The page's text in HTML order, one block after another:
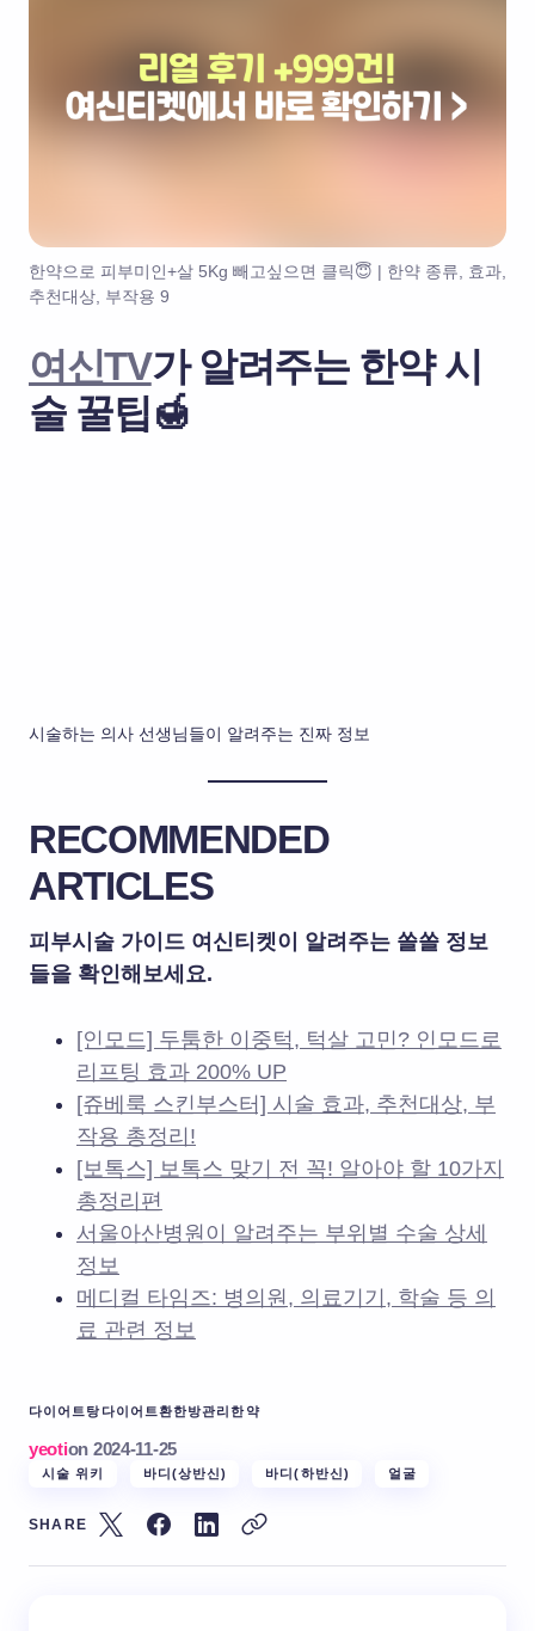
한약으로 피부미인+살 5Kg 빼고싶으면 클릭😇 | 한약 종류, 효과,
추천대상, 부작용 9
여신TV가 알려주는 한약 시
술 꿀팁🍯
시술하는 의사 선생님들이 알려주는 진짜 정보
RECOMMENDED
ARTICLES
피부시술 가이드 여신티켓이 알려주는 쏠쏠 정보
들을 확인해보세요.
[인모드] 두툼한 이중턱, 턱살 고민? 인모드로
리프팅 효과 200% UP
[쥬베룩 스킨부스터] 시술 효과, 추천대상, 부
작용 총정리!
[보톡스] 보톡스 맞기 전 꼭! 알아야 할 10가지
총정리편
서울아산병원이 알려주는 부위별 수술 상세
정보
메디컬 타임즈: 병의원, 의료기기, 학술 등 의
료 관련 정보
다이어트탕다이어트환한방관리한약
yeotion 2024-11-25
시술 위키 바디(상반신) 바디(하반신) 얼굴
SHARE